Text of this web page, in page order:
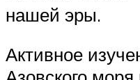
нашей эры.
Активное